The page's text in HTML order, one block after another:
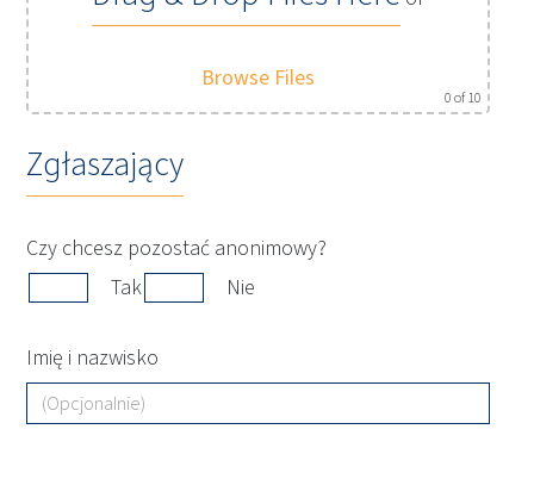
Browse Files
0of 10
Zgłaszający
Czy chcesz pozostać anonimowy?
Tak
Nie
Imię i nazwisko